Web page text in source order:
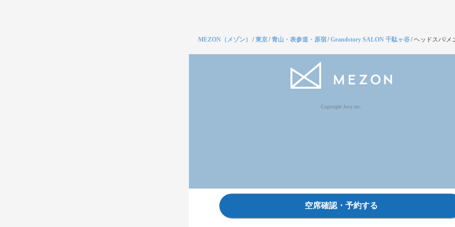
MEZON（メゾン） /東京/青山・表参道・原宿/Grandstory SALON 千駄ヶ谷/ヘッドスパ/メ
Copyright Jocy inc.
空席確認・予約する